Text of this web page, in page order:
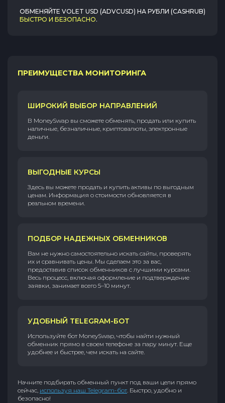
ОБМЕНЯЙТЕ VOLET USD (ADVCUSD) НА РУБЛИ (CASHRUB)
БЫСТРО И БЕЗОПАСНО.
ПРЕИМУЩЕСТВА МОНИТОРИНГА
ШИРОКИЙ ВЫБОР НАПРАВЛЕНИЙ
В MoneySwap вы сможете обменять, продать или купить
наличные, безналичные, криптовалюты, электронные
деньги.
ВЫГОДНЫЕ КУРСЫ
Здесь вы можете продать и купить активы по выгодным
ценам. Информация о стоимости обновляется в
реальном времени.
ПОДБОР НАДЕЖНЫХ ОБМЕННИКОВ
Вам не нужно самостоятельно искать сайты, проверять
их и сравнивать цены. Мы сделаем это за вас,
предоставив список обменников с лучшими курсами.
Весь процесс, включая оформление и подтверждение
заявки, занимает всего 5–10 минут.
УДОБНЫЙ TELEGRAM-БОТ
Используйте бот MoneySwap, чтобы найти нужный
обменник прямо в своем телефоне за пару минут. Еще
удобнее и быстрее, чем искать на сайте.
Начните подбирать обменный пункт под ваши цели прямо
сейчас, используя наш Telegram-бот. Быстро, удобно и
безопасно!